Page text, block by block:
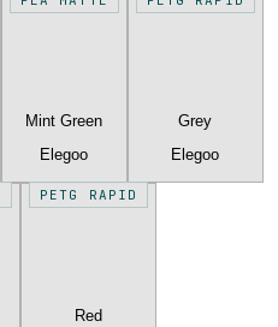
Mint Green
Elegoo
Grey
Elegoo
PETG RAPID
Red